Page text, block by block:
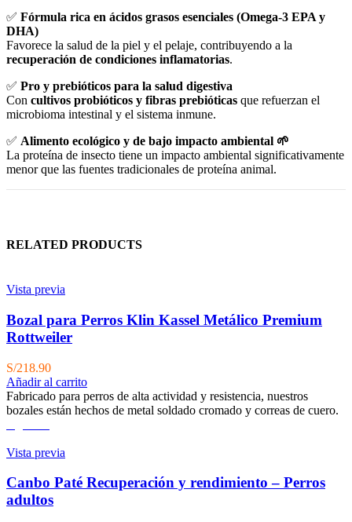
✅ Fórmula rica en ácidos grasos esenciales (Omega-3 EPA y
DHA)
Favorece la salud de la piel y el pelaje, contribuyendo a la
recuperación de condiciones inflamatorias.
✅ Pro y prebióticos para la salud digestiva
Con cultivos probióticos y fibras prebióticas que refuerzan el
microbioma intestinal y el sistema inmune.
✅ Alimento ecológico y de bajo impacto ambiental 🌱
La proteína de insecto tiene un impacto ambiental significativamente
menor que las fuentes tradicionales de proteína animal.
RELATED PRODUCTS
Vista previa
Bozal para Perros Klin Kassel Metálico Premium
Rottweiler
S/218.90
Añadir al carrito
Fabricado para perros de alta actividad y resistencia, nuestros
bozales están hechos de metal soldado cromado y correas de cuero.
Vista previa
Canbo Paté Recuperación y rendimiento – Perros
adultos